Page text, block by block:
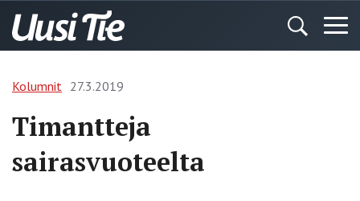
Kolumnit 27.3.2019
Timantteja
sairasvuoteelta